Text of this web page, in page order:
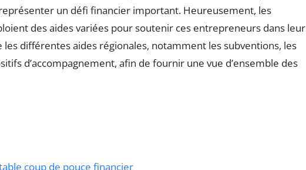
un défi financier important. Heureusement, les
des aides variées pour soutenir ces entrepreneurs dans leur
différentes aides régionales, notamment les subventions, les
d’accompagnement, afin de fournir une vue d’ensemble des
coup de pouce financier